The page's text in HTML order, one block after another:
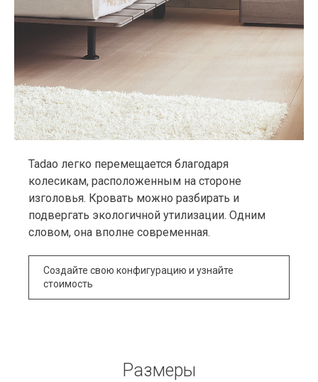
Tadao легко перемещается благодаря
колесикам, расположенным на стороне
изголовья. Кровать можно разбирать и
подвергать экологичной утилизации. Одним
словом, она вполне современная.
Создайте свою конфигурацию и узнайте
стоимость
Размеры